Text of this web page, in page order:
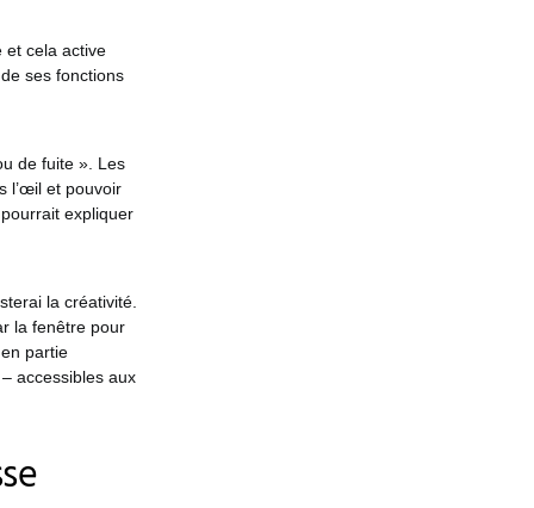
et cela active
ses fonctions
de fuite ». Les
l’œil et pouvoir
expliquer
la créativité.
la fenêtre pour
partie
accessibles aux